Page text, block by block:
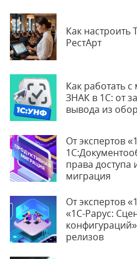
Как
РестАрт
Как работать
ЗНАК в 1С: от
вывода из
От экспертов
права доступа
миграция
От экспертов
«1С-Рарус:
релизов